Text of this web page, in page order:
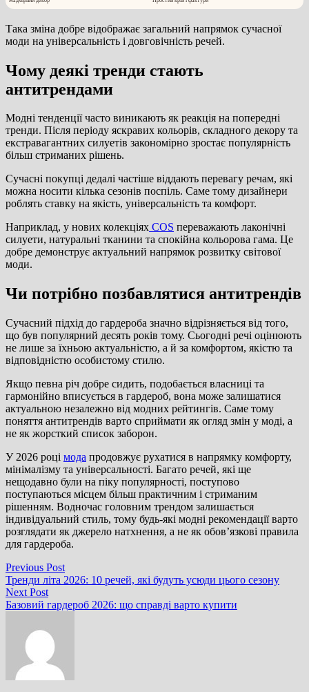
Така зміна добре відображає загальний напрямок сучасної
моди на універсальність і довговічність речей.
Чому деякі тренди стають
антитрендами
Модні тенденції часто виникають як реакція на попередні
тренди. Після періоду яскравих кольорів, складного декору та
екстравагантних силуетів закономірно зростає популярність
більш стриманих рішень.
Сучасні покупці дедалі частіше віддають перевагу речам, які
можна носити кілька сезонів поспіль. Саме тому дизайнери
роблять ставку на якість, універсальність та комфорт.
Наприклад, у нових колекціях COS переважають лаконічні
силуети, натуральні тканини та спокійна кольорова гама. Це
добре демонструє актуальний напрямок розвитку світової
моди.
Чи потрібно позбавлятися антитрендів
Сучасний підхід до гардероба значно відрізняється від того,
що був популярний десять років тому. Сьогодні речі оцінюють
не лише за їхньою актуальністю, а й за комфортом, якістю та
відповідністю особистому стилю.
Якщо певна річ добре сидить, подобається власниці та
гармонійно вписується в гардероб, вона може залишатися
актуальною незалежно від модних рейтингів. Саме тому
поняття антитрендів варто сприймати як огляд змін у моді, а
не як жорсткий список заборон.
У 2026 році мода продовжує рухатися в напрямку комфорту,
мінімалізму та універсальності. Багато речей, які ще
нещодавно були на піку популярності, поступово
поступаються місцем більш практичним і стриманим
рішенням. Водночас головним трендом залишається
індивідуальний стиль, тому будь-які модні рекомендації варто
розглядати як джерело натхнення, а не як обов’язкові правила
для гардероба.
Навігація
записів
Previous PostPrevious
post:
Тренди літа 2026: 10 речей, які будуть усюди цього сезону
Next PostNext
post:
Базовий гардероб 2026: що справді варто купити